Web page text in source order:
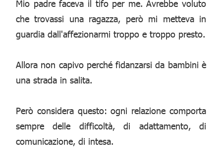
Mio padre faceva il tifo per me. Avrebbe voluto
che trovassi una ragazza, però mi metteva in
guardia dall'affezionarmi troppo e troppo presto.
Allora non capivo perché fidanzarsi da bambini è
una strada in salita.
Però considera questo: ogni relazione comporta
sempre delle difficoltà, di adattamento, di
comunicazione, di intesa.